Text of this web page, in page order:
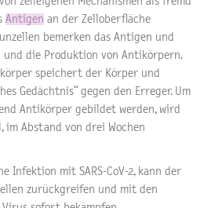
Antigen an der Zelloberfläche
bemerken das Antigen und
die Produktion von Antikörpern.
speichert der Körper und
Gedächtnis“ gegen den Erreger. Um
Antikörper gebildet werden, wird
im Abstand von drei Wochen
Infektion mit SARS-CoV-2, kann der
zurückgreifen und mit den